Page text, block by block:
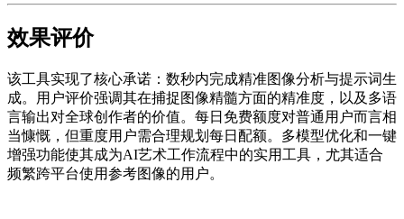
效果评价
该工具实现了核心承诺：数秒内完成精准图像分析与提示词生
成。用户评价强调其在捕捉图像精髓方面的精准度，以及多语
言输出对全球创作者的价值。每日免费额度对普通用户而言相
当慷慨，但重度用户需合理规划每日配额。多模型优化和一键
增强功能使其成为AI艺术工作流程中的实用工具，尤其适合
频繁跨平台使用参考图像的用户。